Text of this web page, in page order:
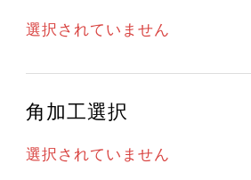
選択されていません
角加工選択
選択されていません